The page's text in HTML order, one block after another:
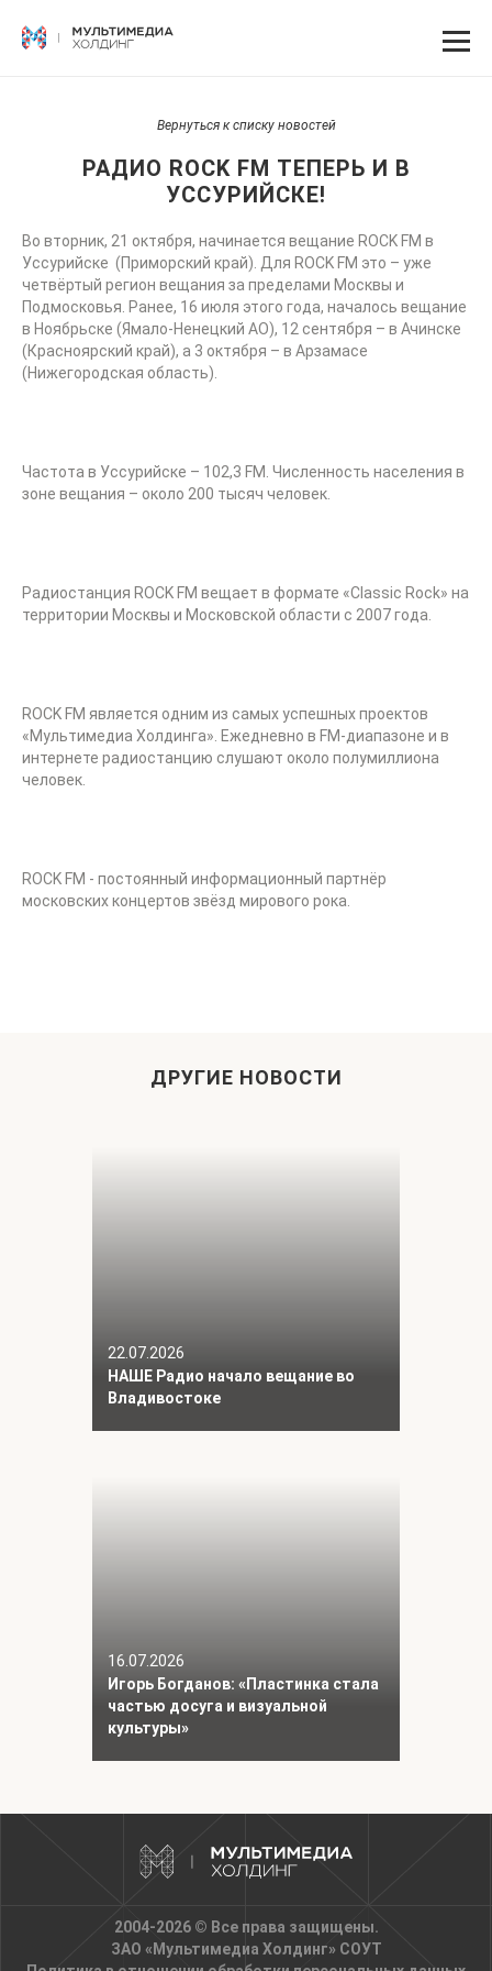
Вернуться к списку новостей
РАДИО ROCK FM ТЕПЕРЬ И В
УССУРИЙСКЕ!
Во вторник, 21 октября, начинается вещание ROCK FM в
Уссурийске (Приморский край). Для ROCK FM это – уже
четвёртый регион вещания за пределами Москвы и
Подмосковья. Ранее, 16 июля этого года, началось вещание
в Ноябрьске (Ямало-Ненецкий АО), 12 сентября – в Ачинске
(Красноярский край), а 3 октября – в Арзамасе
(Нижегородская область).
Частота в Уссурийске – 102,3 FM. Численность населения в
зоне вещания – около 200 тысяч человек.
Радиостанция ROCK FM вещает в формате «Classic Rock» на
территории Москвы и Московской области с 2007 года.
ROCK FM является одним из самых успешных проектов
«Мультимедиа Холдинга». Ежедневно в FM-диапазоне и в
интернете радиостанцию слушают около полумиллиона
человек.
ROCK FM - постоянный информационный партнёр
московских концертов звёзд мирового рока.
ДРУГИЕ НОВОСТИ
22.07.2026
НАШЕ Радио начало вещание во
Владивостоке
16.07.2026
Игорь Богданов: «Пластинка стала
частью досуга и визуальной
культуры»
2004-2026 © Все права защищены.
ЗАО «Мультимедиа Холдинг» СОУТ